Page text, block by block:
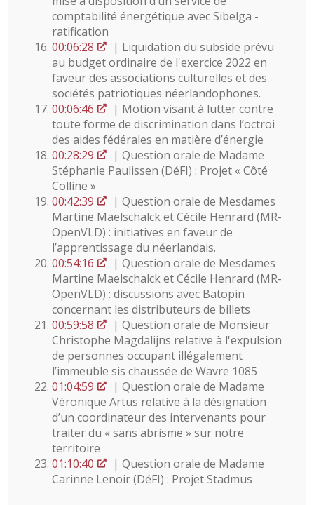
comptabilité énergétique avec Sibelga -
ratification
00:06:28
| Liquidation du subside prévu
au budget ordinaire de l'exercice 2022 en
faveur des associations culturelles et des
sociétés patriotiques néerlandophones.
00:06:46
| Motion visant à lutter contre
toute forme de discrimination dans l’octroi
des aides fédérales en matière d’énergie
00:28:29
| Question orale de Madame
Stéphanie Paulissen (DéFI) : Projet « Côté
Colline »
00:42:39
| Question orale de Mesdames
Martine Maelschalck et Cécile Henrard (MR-
OpenVLD) : initiatives en faveur de
l’apprentissage du néerlandais.
00:54:16
| Question orale de Mesdames
Martine Maelschalck et Cécile Henrard (MR-
OpenVLD) : discussions avec Batopin
concernant les distributeurs de billets
00:59:58
| Question orale de Monsieur
Christophe Magdalijns relative à l'expulsion
de personnes occupant illégalement
l’immeuble sis chaussée de Wavre 1085
01:04:59
| Question orale de Madame
Véronique Artus relative à la désignation
d’un coordinateur des intervenants pour
traiter du « sans abrisme » sur notre
territoire
01:10:40
| Question orale de Madame
Carinne Lenoir (DéFI) : Projet Stadmus